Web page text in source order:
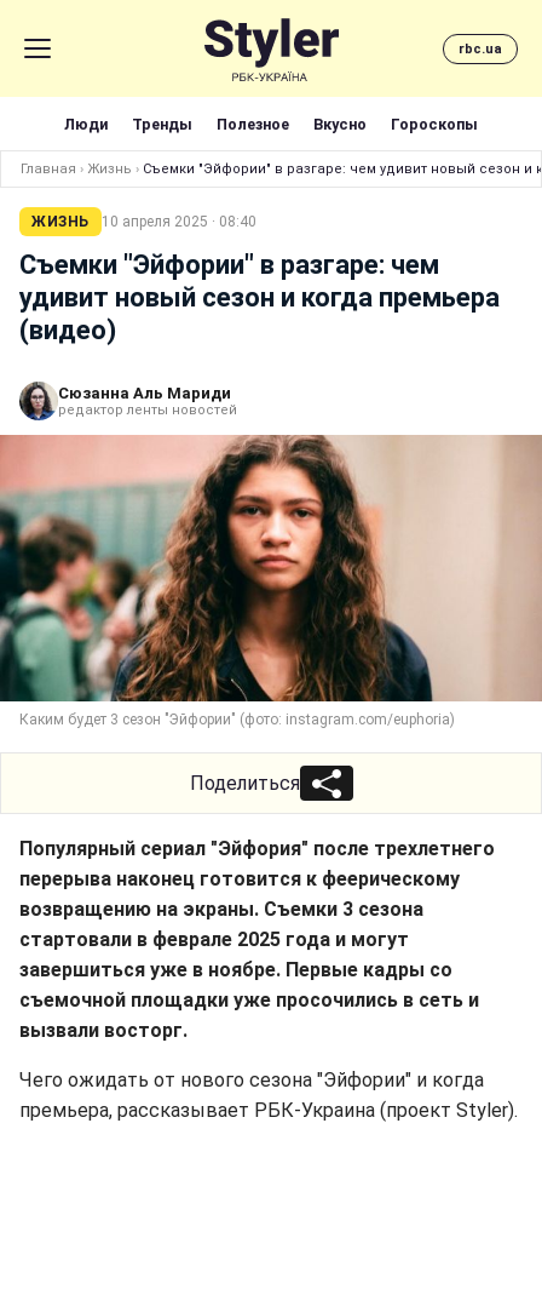
rbc.ua
Люди Тренды Полезное Вкусно Гороскопы
Главная › Жизнь › Съемки "Эйфории" в разгаре: чем удивит новый сезон и
ЖИЗНЬ 10 апреля 2025 · 08:40
Съемки "Эйфории" в разгаре: чем
удивит новый сезон и когда премьера
(видео)
Сюзанна Аль Мариди
редактор ленты новостей
Каким будет 3 сезон "Эйфории" (фото: instagram.com/euphoria)
Поделиться
Популярный сериал "Эйфория" после трехлетнего
перерыва наконец готовится к феерическому
возвращению на экраны. Съемки 3 сезона
стартовали в феврале 2025 года и могут
завершиться уже в ноябре. Первые кадры со
съемочной площадки уже просочились в сеть и
вызвали восторг.
Чего ожидать от нового сезона "Эйфории" и когда
премьера, рассказывает РБК-Украина (проект Styler).